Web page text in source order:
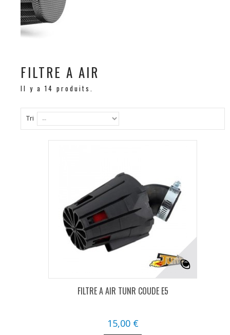
FILTRE A AIR
Il y a 14 produits.
Tri
FILTRE A AIR TUNR COUDE E5
15,00 €